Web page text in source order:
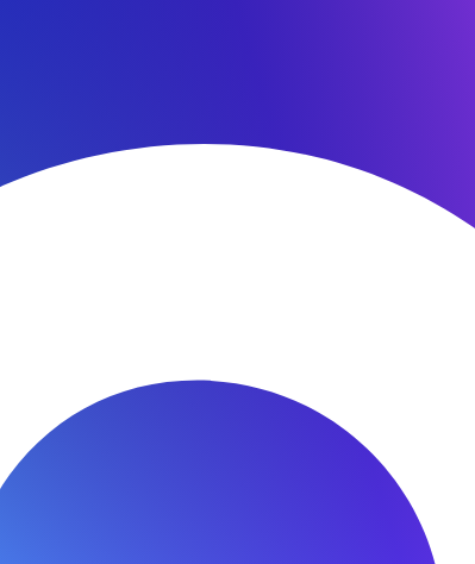
запоминающийся визуальный образ.
и отзывов.
десктопов до смартфонов.
взаимодействие с вашей компанией.
калькуляторы.